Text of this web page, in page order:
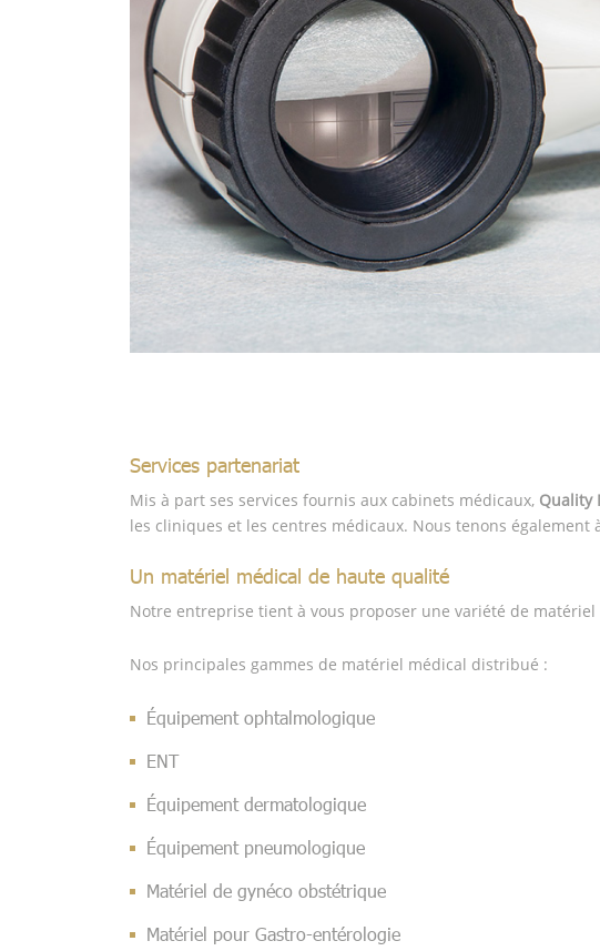
Services partenariat
Mis à part ses services fournis aux cabinets médicaux, Quality
les cliniques et les centres médicaux. Nous tenons
Un matériel médical de haute qualité
Notre entreprise tient à vous proposer une variété de
Nos principales gammes de matériel médical distribué :
Équipement ophtalmologique
ENT
Équipement dermatologique
Équipement pneumologique
Matériel de gynéco obstétrique
Matériel pour Gastro-entérologie